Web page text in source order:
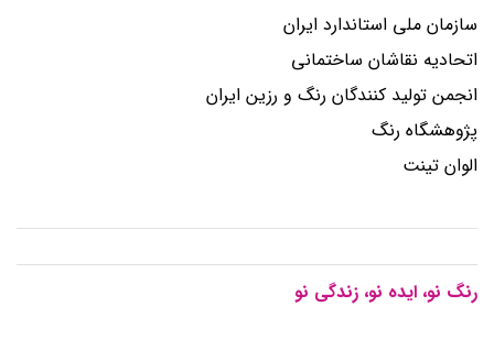
سازمان ملی استاندارد ایران
اتحادیه نقاشان ساختمانی
انجمن توليد كنندگان رنگ و رزين ايران
پژوهشگاه رنگ
الوان تینت
رنگ نو، ایده نو، زندگی نو